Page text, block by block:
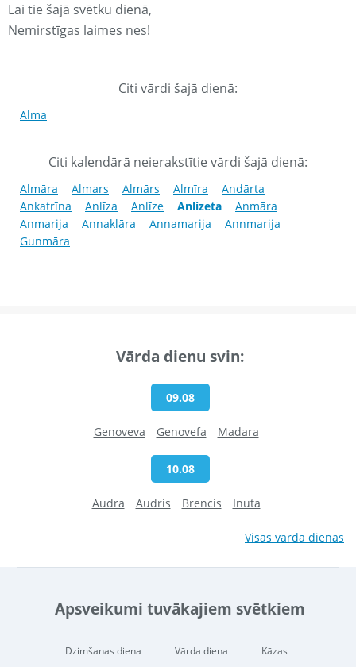
Lai tie šajā svētku dienā,
Nemirstīgas laimes nes!
Citi vārdi šajā dienā:
Alma
Citi kalendārā neierakstītie vārdi šajā dienā:
Almāra Almars Almārs Almīra
Andārta
Ankatrīna
Anlīza Anlīze Anlizeta
Anmāra
Anmarija
Annaklāra Annamarija
Annmarija
Gunmāra
Vārda dienu svin:
09.08
Genoveva Genovefa Madara
10.08
Audra Audris Brencis Inuta
Visas vārda dienas
Apsveikumi tuvākajiem svētkiem
Dzimšanas diena Vārda diena Kāzas